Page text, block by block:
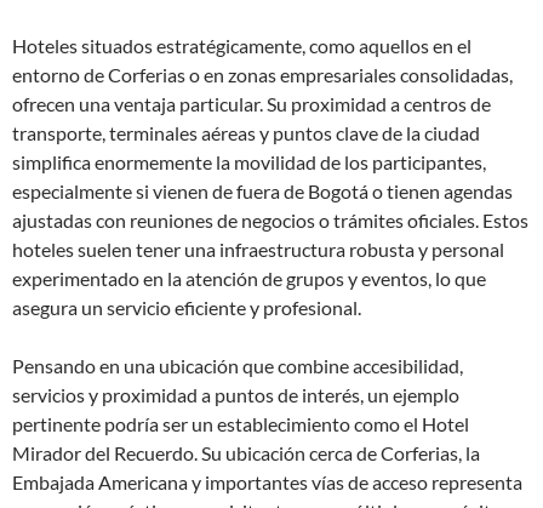
Hoteles situados estratégicamente, como aquellos en el
entorno de Corferias o en zonas empresariales consolidadas,
ofrecen una ventaja particular. Su proximidad a centros de
transporte, terminales aéreas y puntos clave de la ciudad
simplifica enormemente la movilidad de los participantes,
especialmente si vienen de fuera de Bogotá o tienen agendas
ajustadas con reuniones de negocios o trámites oficiales. Estos
hoteles suelen tener una infraestructura robusta y personal
experimentado en la atención de grupos y eventos, lo que
asegura un servicio eficiente y profesional.
Pensando en una ubicación que combine accesibilidad,
servicios y proximidad a puntos de interés, un ejemplo
pertinente podría ser un establecimiento como el Hotel
Mirador del Recuerdo. Su ubicación cerca de Corferias, la
Embajada Americana y importantes vías de acceso representa